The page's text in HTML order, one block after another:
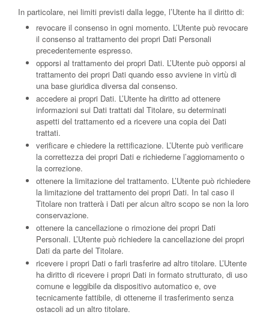
In particolare, nei limiti previsti dalla legge, l’Utente ha il diritto di:
revocare il consenso in ogni momento. L’Utente può revocare
il consenso al trattamento dei propri Dati Personali
precedentemente espresso.
opporsi al trattamento dei propri Dati. L’Utente può opporsi al
trattamento dei propri Dati quando esso avviene in virtù di
una base giuridica diversa dal consenso.
accedere ai propri Dati. L’Utente ha diritto ad ottenere
informazioni sui Dati trattati dal Titolare, su determinati
aspetti del trattamento ed a ricevere una copia dei Dati
trattati.
verificare e chiedere la rettificazione. L’Utente può verificare
la correttezza dei propri Dati e richiederne l’aggiornamento o
la correzione.
ottenere la limitazione del trattamento. L’Utente può richiedere
la limitazione del trattamento dei propri Dati. In tal caso il
Titolare non tratterà i Dati per alcun altro scopo se non la loro
conservazione.
ottenere la cancellazione o rimozione dei propri Dati
Personali. L’Utente può richiedere la cancellazione dei propri
Dati da parte del Titolare.
ricevere i propri Dati o farli trasferire ad altro titolare. L’Utente
ha diritto di ricevere i propri Dati in formato strutturato, di uso
comune e leggibile da dispositivo automatico e, ove
tecnicamente fattibile, di ottenerne il trasferimento senza
ostacoli ad un altro titolare.